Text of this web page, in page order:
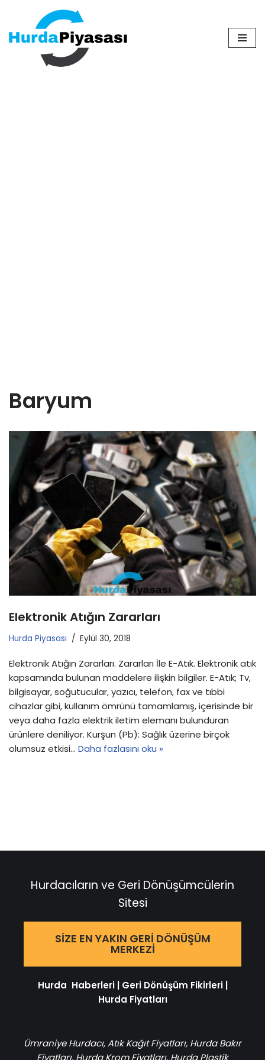
İçeriğe
geç
Baryum
Elektronik Atığın Zararları
Hurda Piyasası Eylül 30, 2018
Elektronik Atığın Zararları. Zararları İle E-Atık. Elektronik atık
kapsamında bulunan maddelere ilişkin bilgiler. E-Atık; Tv,
bilgisayar, soğutucular, yazıcı, telefon, fax ve tıbbi
cihazlar gibi, kullanım ömrünü tamamlamış, içerisinde bir
veya daha fazla elektrik iletim elemanı bulunduran
ürünlere deniliyor. Kurşun (Pb): Sağlık üzerine birçok
olumsuz etkisi… Daha fazlasını oku »
Hurdacıların ve Geri Dönüşümcülerin
Sitesi
SIZE EN YAKIN GERI DÖNÜŞÜM
MERKEZI
Hurda Haberleri| Geri Dönüşüm Fikirleri|
Hurda Fiyatları
Ümraniye Hurdacı,Atık Kağıt Fiyatları, Hurda Bakır
Fiyatları, Hurda Krom Fiyatları, Hurda Plastik